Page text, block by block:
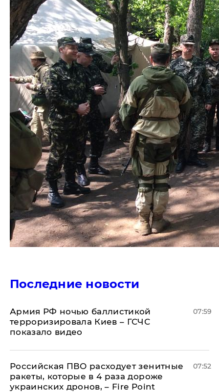
Последние новости
Армия РФ ночью баллистикой
терроризировала Киев – ГСЧС
показало видео
07:59
Российская ПВО расходует зенитные
ракеты, которые в 4 раза дороже
украинских дронов, – Fire Point
07:52